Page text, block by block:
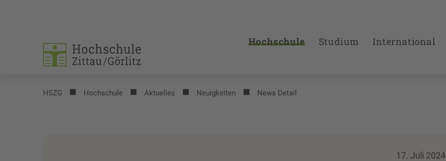
Hochschule Studium International
HSZG Hochschule Aktuelles Neuigkeiten News Detail
17. Juli 2024